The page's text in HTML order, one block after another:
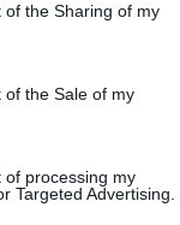
of the Sharing of my
of the Sale of my
of processing my
Targeted Advertising.